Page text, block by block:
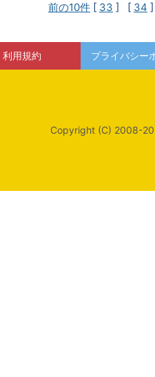
前の10件 [ 33 ] [ 34
利用規約 プライバシー
Copyright (C) 2008-